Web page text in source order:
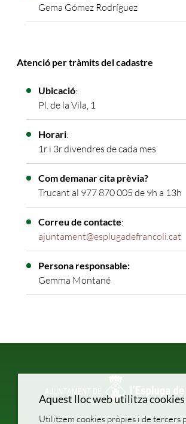
Gema Gómez Rodríguez
Atenció per tràmits del cadastre
Ubicació:
Pl. de la Vila, 1
Horari:
1r i 3r divendres de cada mes
Com demanar cita prèvia?
Trucant al 977 870 005 de 9h a 13h
Correu de contacte:
ajuntament@esplugadefrancoli.cat
Persona responsable:
Gemma Montané
Aquest lloc web utilitza cookies
Utilitzem cookies pròpies i de tercers